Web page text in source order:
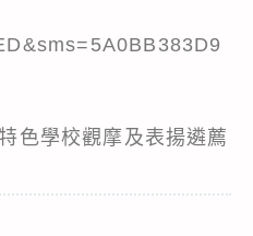
色學校觀摩及表揚遴薦